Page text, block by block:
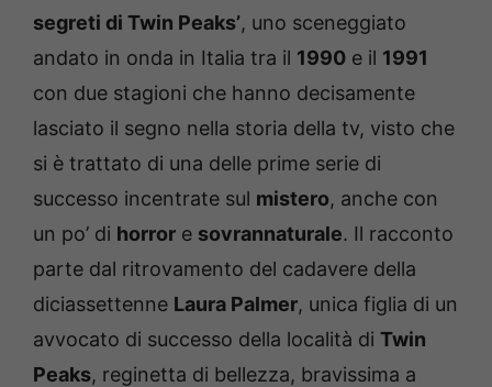
segreti di Twin Peaks’, uno sceneggiato
andato in onda in Italia tra il 1990 e il 1991
con due stagioni che hanno decisamente
lasciato il segno nella storia della tv, visto che
si è trattato di una delle prime serie di
successo incentrate sul mistero, anche con
un po’ di horror e sovrannaturale. Il racconto
parte dal ritrovamento del cadavere della
diciassettenne Laura Palmer, unica figlia di un
avvocato di successo della località di Twin
Peaks, reginetta di bellezza, bravissima a